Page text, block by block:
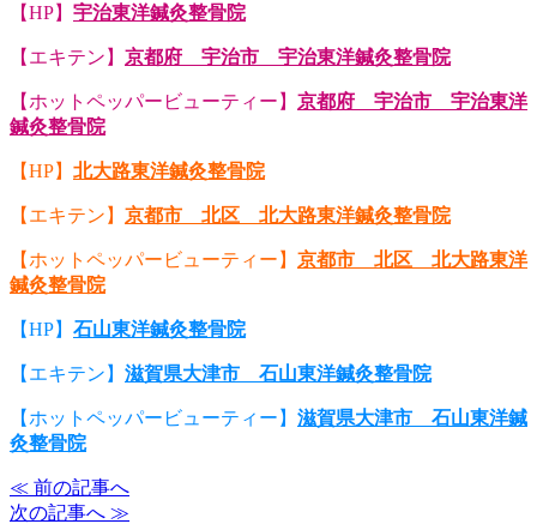
【HP】 宇治東洋鍼灸整骨院
【エキテン】 京都府 宇治市 宇治東洋鍼灸整骨院
【ホットペッパービューティー】 京都府 宇治市 宇治東洋
鍼灸整骨院
【HP】 北大路東洋鍼灸整骨院
【エキテン】 京都市 北区 北大路東洋鍼灸整骨院
【ホットペッパービューティー】 京都市 北区 北大路東洋
鍼灸整骨院
【HP】 石山東洋鍼灸整骨院
【エキテン】 滋賀県大津市 石山東洋鍼灸整骨院
【ホットペッパービューティー】 滋賀県大津市 石山東洋鍼
灸整骨院
≪ 前の記事へ
次の記事へ ≫